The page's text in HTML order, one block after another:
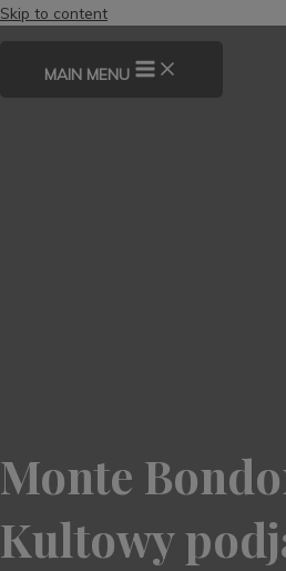
Skip to content
MAIN MENU
Monte
Kultowy